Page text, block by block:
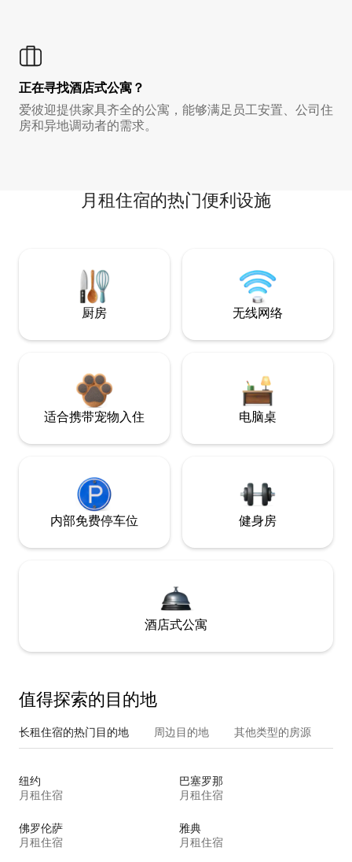
正在寻找酒店式公寓？
爱彼迎提供家具齐全的公寓，能够满足员工安置、公司住
房和异地调动者的需求。
月租住宿的热门便利设施
厨房 无线网络
适合携带宠物入住 电脑桌
内部免费停车位 健身房
酒店式公寓
值得探索的目的地
长租住宿的热门目的地 周边目的地 其他类型的房源
纽约
月租住宿
巴塞罗那
月租住宿
佛罗伦萨
月租住宿
雅典
月租住宿